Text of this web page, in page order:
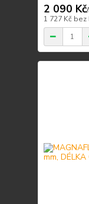
2 090 Kč/
1 727 Kč bez